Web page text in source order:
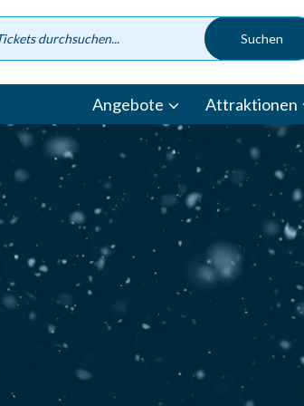
Angebote Attraktionen